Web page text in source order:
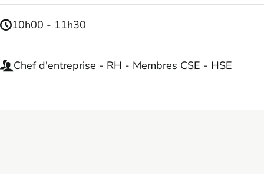
10h00 - 11h30
Chef d'entreprise - RH - Membres CSE - HSE